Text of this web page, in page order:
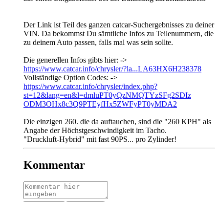
Der Link ist Teil des ganzen catcar-Suchergebnisses zu deiner
VIN. Da bekommst Du sämtliche Infos zu Teilenummern, die
zu deinem Auto passen, falls mal was sein sollte.
Die generellen Infos gibts hier: ->
https://www.catcar.info/chrysler/?la...LA63HX6H238378
Vollständige Option Codes: ->
https://www.catcar.info/chrysler/index.php?
st=12&lang=en&l=dmluPT0yQzNMQTYzSFg2SDIz
ODM3OHx8c3Q9PTEyfHx5ZWFyPT0yMDA2
Die einzigen 260. die da auftauchen, sind die "260 KPH" als
Angabe der Höchstgeschwindigkeit im Tacho.
"Druckluft-Hybrid" mit fast 90PS... pro Zylinder!
Kommentar